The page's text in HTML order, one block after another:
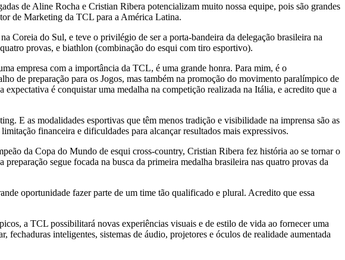
de Aline Rocha e Cristian Ribera potencializam muito nossa equipe, pois são grandes
de Marketing da TCL para a América Latina.
Coreia do Sul, e teve o privilégio de ser a porta-bandeira da delegação brasileira na
provas, e biathlon (combinação do esqui com tiro esportivo).
empresa com a importância da TCL, é uma grande honra. Para mim, é o
de preparação para os Jogos, mas também na promoção do movimento paralímpico de
é conquistar uma medalha na competição realizada na Itália, e acredito que a
E as modalidades esportivas que têm menos tradição e visibilidade na imprensa são as
financeira e dificuldades para alcançar resultados mais expressivos.
da Copa do Mundo de esqui cross-country, Cristian Ribera fez história ao se tornar o
segue focada na busca da primeira medalha brasileira nas quatro provas da
oportunidade fazer parte de um time tão qualificado e plural. Acredito que essa
a TCL possibilitará novas experiências visuais e de estilo de vida ao fornecer uma
inteligentes, sistemas de áudio, projetores e óculos de realidade aumentada